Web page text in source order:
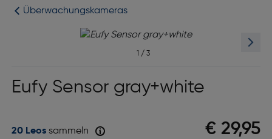
Überwachungskameras
1 / 3
Eufy Sensor gray+white
€ 29,95
20 Leossammeln